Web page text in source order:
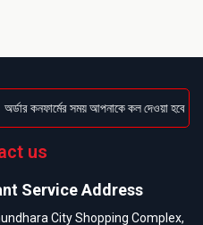
অর্ডার কনফার্মের সময় আপনাকে কল দেওয়া হবে
us
Service Address
City Shopping Complex,